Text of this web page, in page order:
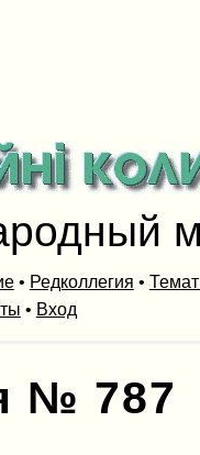
• Редколлегия •
• Вход
№ 787